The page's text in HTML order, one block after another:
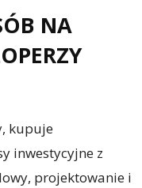
NA
kupuje
inwestycyjne z
projektowanie i